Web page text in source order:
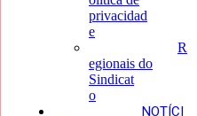
privacidad
e
R
egionais do
Sindicat
o
NOTÍCI